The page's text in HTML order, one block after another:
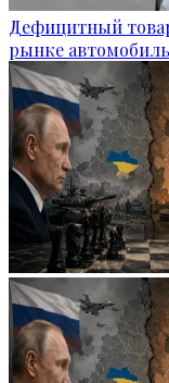
Дефицитный
рынке